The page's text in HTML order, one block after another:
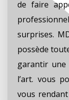
de faire
surprises.
possède
garantir une
l’art. vous
vous